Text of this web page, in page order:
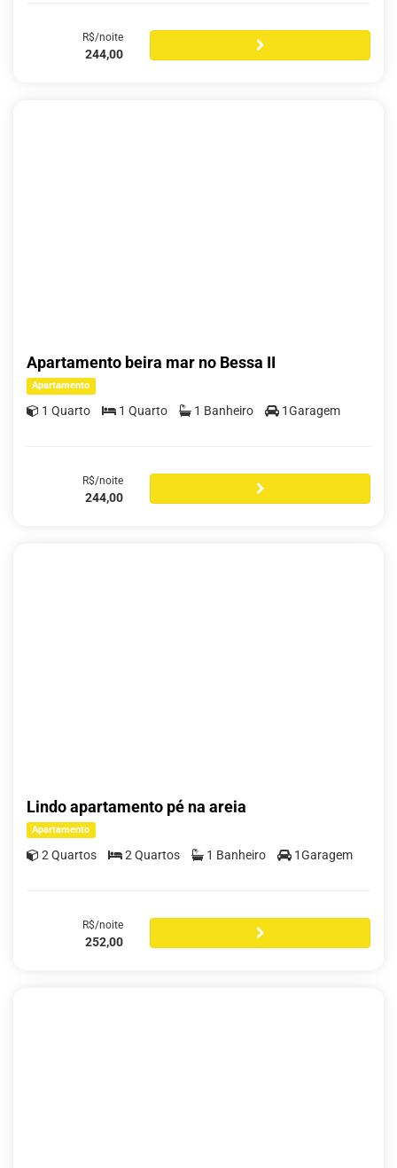
R$/noite
244,00
Apartamento beira mar no Bessa II
Apartamento
1 Quarto 1 Quarto 1 Banheiro 1Garagem
R$/noite
244,00
Lindo apartamento pé na areia
Apartamento
2 Quartos 2 Quartos 1 Banheiro 1Garagem
R$/noite
252,00